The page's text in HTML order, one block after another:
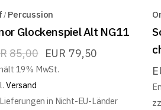
Percussion
Glockenspiel Alt NG11
85,00 EUR 79,50
19% MwSt.
Versand
in Nicht-EU-Länder